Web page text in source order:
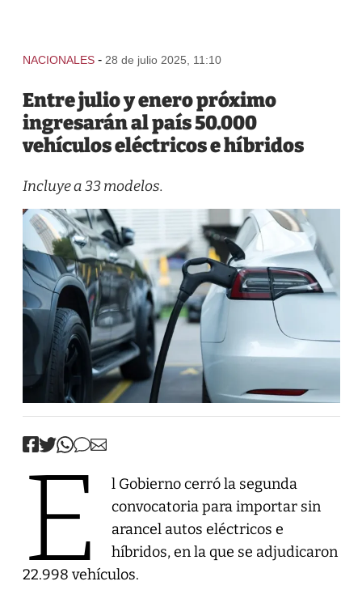
NACIONALES - 28 de julio 2025, 11:10
Entre julio y enero próximo
ingresarán al país 50.000
vehículos eléctricos e híbridos
Incluye a 33 modelos.
E
l Gobierno cerró la segunda
convocatoria para importar sin
arancel autos eléctricos e
híbridos, en la que se adjudicaron
22.998 vehículos.